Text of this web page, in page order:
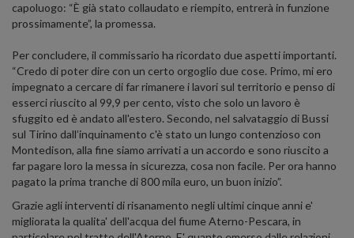
capoluogo: “È già stato collaudato e riempito, entrerà in funzione
prossimamente”, la promessa.
Per concludere, il commissario ha ricordato due aspetti importanti.
“Credo di poter dire con un certo orgoglio due cose. Primo, mi ero
impegnato a cercare di far rimanere i lavori sul territorio e penso di
esserci riuscito al 99,9 per cento, visto che solo un lavoro è
sfuggito ed è andato all'estero. Secondo, nel salvataggio di Bussi
sul Tirino dall’inquinamento c'è stato un lungo contenzioso con
Montedison, alla fine siamo arrivati a un accordo e sono riuscito a
far pagare loro la messa in sicurezza, cosa non facile. Per ora hanno
pagato la prima tranche di 800 mila euro, un buon inizio”.
Grazie agli interventi di risanamento negli ultimi cinque anni e'
migliorata la qualita' dell'acqua del fiume Aterno-Pescara, in